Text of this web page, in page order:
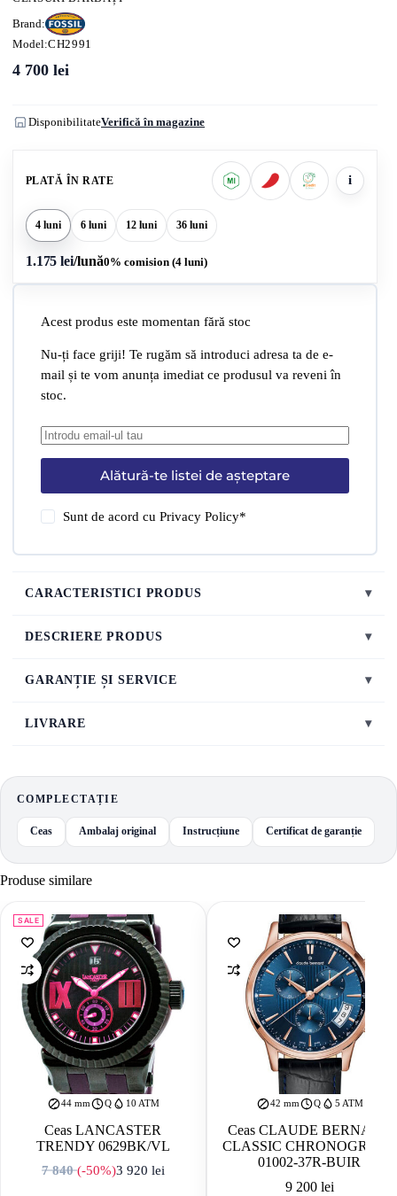
Brand:
Model:CH2991
4 700 lei
DisponibilitateVerifică în magazine
PLATĂ ÎN RATE i
4 luni 6 luni 12 luni 36 luni
1.175 lei/lună0% comision (4 luni)
Acest produs este momentan fără stoc
Nu-ți face griji! Te rugăm să introduci adresa ta de e-
mail și te vom anunța imediat ce produsul va reveni în
stoc.
Alătură-te listei de așteptare
Sunt de acord cuPrivacy Policy*
CARACTERISTICI PRODUS ▾
DESCRIERE PRODUS ▾
GARANȚIE ȘI SERVICE ▾
LIVRARE ▾
COMPLECTAȚIE
Ceas Ambalaj original Instrucțiune Certificat de garanție
Produse similare
SALE
44 mm Q 10 ATM
Ceas LANCASTER
TRENDY 0629BK/VL
7 840(-50%)
Prețul inițial a fost: 7 840 lei.
3 920 lei
Prețul curent este: 3 920 lei.
42 mm Q 5 ATM
Ceas CLAUDE BERNARD
CLASSIC CHRONOGRAPH
01002-37R-BUIR
9 200 lei